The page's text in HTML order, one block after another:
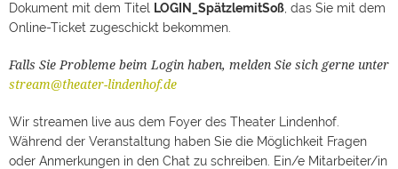
Dokument mit dem Titel LOGIN_SpätzlemitSoß , das Sie mit dem
Online-Ticket zugeschickt bekommen.
Falls Sie Probleme beim Login haben, melden Sie sich gerne unter
stream@theater-lindenhof.de
Wir streamen live aus dem Foyer des Theater Lindenhof.
Während der Veranstaltung haben Sie die Möglichkeit Fragen
oder Anmerkungen in den Chat zu schreiben. Ein/e Mitarbeiter/in